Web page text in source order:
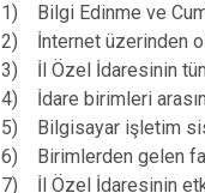
1) Bilgi Edinme ve
2) İnternet üzerinden
3) İl Özel İdaresinin
4) İdare birimleri
5) Bilgisayar işletim
6) Birimlerden gelen
7) İl Özel İdaresinin